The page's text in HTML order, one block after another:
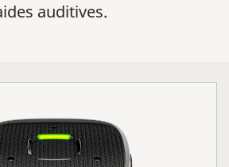
auditives.